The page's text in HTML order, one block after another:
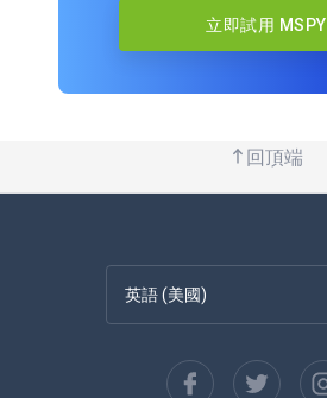
立即試用 MSPY
回頂端
英語 (美國)